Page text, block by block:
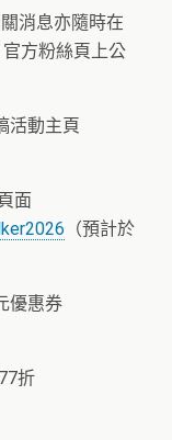
消息亦隨時在
官方粉絲頁上公
活動主頁
面
（預計於
優惠券
折